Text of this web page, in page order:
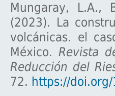
Mungaray, L.A.,
(2023). La
volcánicas. el
México. Revista
Reducción del
72. https://